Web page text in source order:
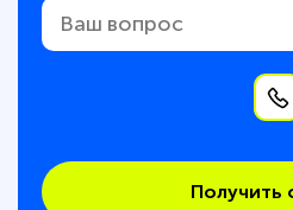
Получить